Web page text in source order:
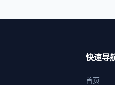
快速导
首页